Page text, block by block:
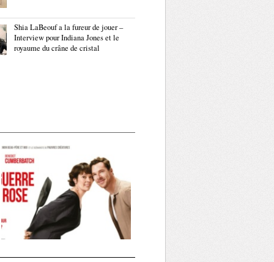
Shia LaBeouf a la fureur de jouer –
Interview pour Indiana Jones et le
royaume du crâne de cristal